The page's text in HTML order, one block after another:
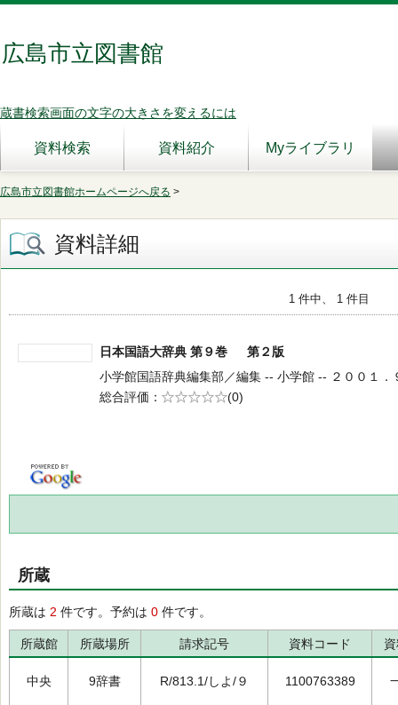
広島市立図書館
蔵書検索画面の文字の大きさを変えるには
資料検索 資料紹介 Myライブラリ
広島市立図書館ホームページへ戻る >
資料詳細
1 件中、 1 件目
日本国語大辞典 第９巻 第２版
小学館国語辞典編集部／編集 -- 小学館 -- ２００１．
総合評価
5段階評価
(0)
所蔵
所蔵は 2 件です。予約は 0 件です。
所蔵館 所蔵場所 請求記号 資料コード
中央 9辞書 R/813.1/しよ/９ 1100763389